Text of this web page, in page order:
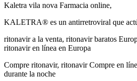
Kaletra vila nova Farmacia online,
KALETRA® es un antirretroviral que
ritonavir a la venta, ritonavir baratos
ritonavir en línea en Europa
Compre ritonavir, ritonavir Compre en
durante la noche